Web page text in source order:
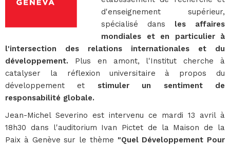
d'enseignement supérieur,
spécialisé dans les affaires
mondiales et en particulier à
l'intersection des relations internationales et du
développement. Plus en amont, l'Institut cherche à
catalyser la réflexion universitaire à propos du
développement et stimuler un sentiment de
responsabilité globale.
Jean-Michel Severino est intervenu ce mardi 13 avril à
18h30 dans l'auditorium Ivan Pictet de la Maison de la
Paix à Genève sur le thème "Quel Développement Pour